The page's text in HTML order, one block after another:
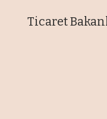
Ticaret